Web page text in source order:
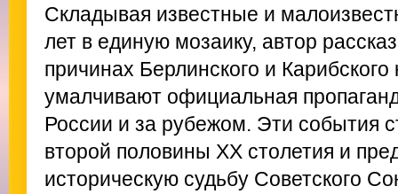
Складывая известные и
лет в единую мозаику, автор
причинах Берлинского и
умалчивают официальная
России и за рубежом. Эти события
второй половины XX столетия и
историческую судьбу Советского